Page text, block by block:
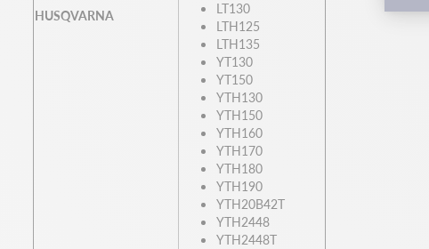
HUSQVARNA
LT130
LTH125
LTH135
YT130
YT150
YTH130
YTH150
YTH160
YTH170
YTH180
YTH190
YTH20B42T
YTH2448
YTH2448T